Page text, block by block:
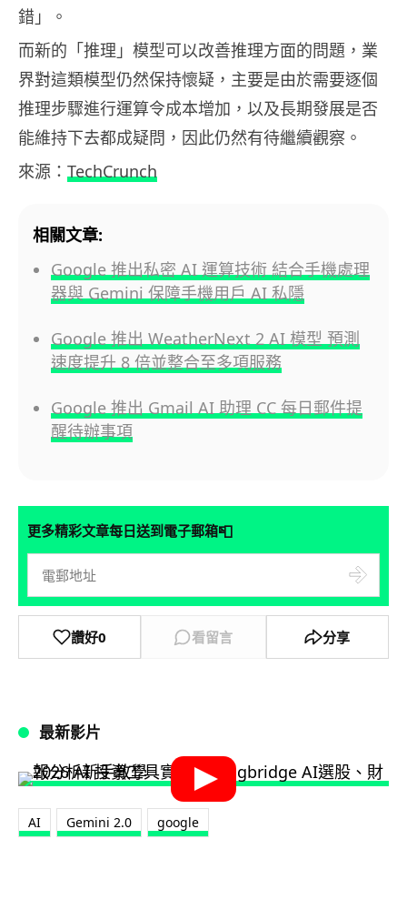
錯」。
而新的「推理」模型可以改善推理方面的問題，業
界對這類模型仍然保持懷疑，主要是由於需要逐個
推理步驟進行運算令成本增加，以及長期發展是否
能維持下去都成疑問，因此仍然有待繼續觀察。
來源： TechCrunch
相關文章:
Google 推出私密 AI 運算技術 結合手機處理
器與 Gemini 保障手機用戶 AI 私隱
Google 推出 WeatherNext 2 AI 模型 預測
速度提升 8 倍並整合至多項服務
Google 推出 Gmail AI 助理 CC 每日郵件提
醒待辦事項
更多精彩文章每日送到電子郵箱📮
讚好0 看留言 分享
最新影片
AI Gemini 2.0 google